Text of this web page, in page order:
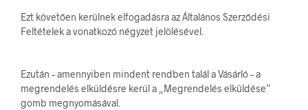
Ezt követően kerülnek elfogadásra az Általános Szerződési
Feltételek a vonatkozó négyzet jelölésével.
Ezután – amennyiben mindent rendben talál a Vásárló – a
megrendelés elküldésre kerül a „Megrendelés elküldése”
gomb megnyomásával.